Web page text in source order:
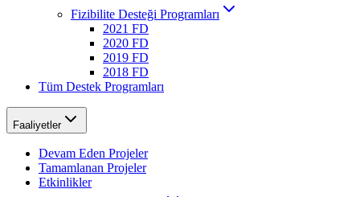
Fizibilite Desteği Programları
2021 FD
2020 FD
2019 FD
2018 FD
Tüm Destek Programları
Faaliyetler
Devam Eden Projeler
Tamamlanan Projeler
Etkinlikler